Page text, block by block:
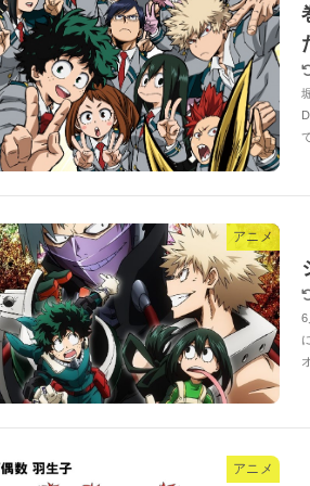
アニメ
6
アニメ